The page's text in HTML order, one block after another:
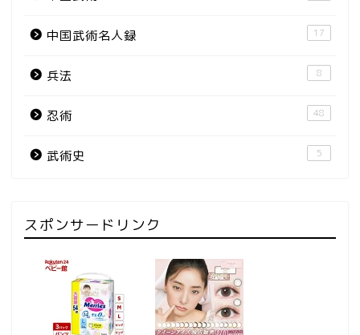
中国武術名人録 17
兵法 8
忍術 48
武術史 5
スポンサードリンク